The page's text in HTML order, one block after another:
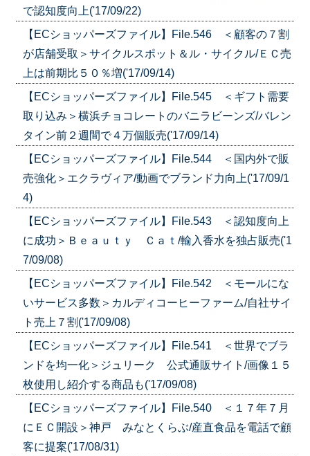
で認知度向上('17/09/22)
【ECショッパーズファイル】File.546 ＜顧客の７割
が店舗受取＞サイクルスポット＆ル・サイクル/ＥＣ売
上は前期比５０％増('17/09/14)
【ECショッパーズファイル】File.545 ＜ギフト需要
取り込み＞横浜チョコレートのバニラビーンズ/バレン
タイン前２週間で４万個販売('17/09/14)
【ECショッパーズファイル】File.544 ＜国内外で販
売強化＞エクラヴィア/動画でブランド力向上('17/09/1
4)
【ECショッパーズファイル】File.543 ＜認知度向上
に成功＞Ｂｅａｕｔｙ Ｃａｔ/輸入香水を独占販売('1
7/09/08)
【ECショッパーズファイル】File.542 ＜モールにな
いサービス多数＞カルディコーヒーファーム/自社サイ
ト売上７割('17/09/08)
【ECショッパーズファイル】File.541 ＜世界でブラ
ンドを均一化＞ジュリーク 公式通販サイト/画像１５
枚使用し紹介する商品も('17/09/08)
【ECショッパーズファイル】File.540 ＜１７年７月
にＥＣ開設＞神戸 みなとくらぶ/産直食品を電話で顧
客に提案('17/08/31)